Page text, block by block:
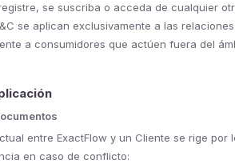
se suscriba o acceda de cualquier
se aplican exclusivamente a las
a consumidores que actúen fuera del
entre ExactFlow y un Cliente se rige por
en caso de conflicto: